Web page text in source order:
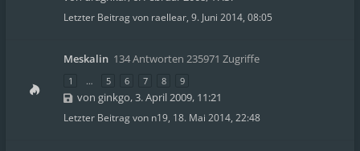
Letzter Beitrag von raellear, 9. Juni 2014, 08:05
Meskalin 134 Antworten 235971 Zugriffe
1 … 5 6 7 8 9
von ginkgo,3. April 2009, 11:21
Letzter Beitrag von n19, 18. Mai 2014, 22:48